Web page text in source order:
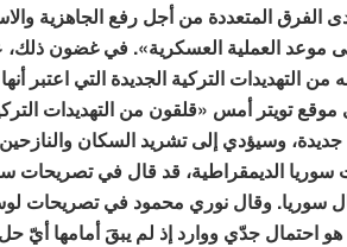
الفرق المتعددة من أجل رفع الجاهزية
العملية العسكرية». في غضون ذلك،
التهديدات التركية الجديدة التي اعتبر
تويتر أمس «قلقون من التهديدات
جديدة، وسيؤدي إلى تشريد السكان
سوريا الديمقراطية، قد قال في
وقال نوري محمود في تصريحات
احتمال جدّي ووارد إذ لم يبقَ أمامها أيّ